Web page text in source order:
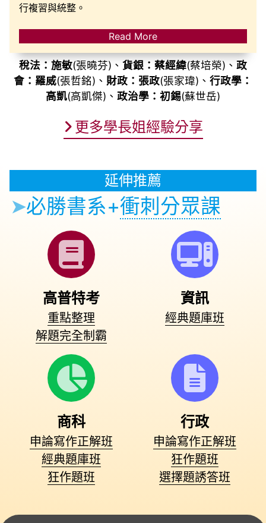
行複習與統整。
Read More
稅法：施敏(張曉芬)、 貨銀：蔡經緯(蔡培榮)、 政
會：羅威(張哲銘)、 財政：張政(張家瑋)、 行政學：
高凱(高凱傑)、 政治學：初錫(蘇世岳)
更多學長姐經驗分享
延伸推薦
➤必勝書系+衝刺分眾課
高普特考
重點整理
解題完全制霸
資訊
經典題庫班
商科
申論寫作正解班
經典題庫班
狂作題班
行政
申論寫作正解班
狂作題班
選擇題誘答班